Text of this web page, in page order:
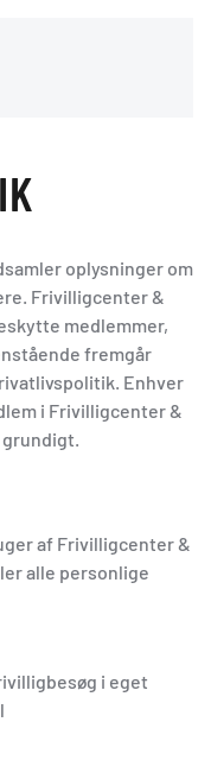
oplysninger om
Frivilligcenter &
medlemmer,
fremgår
Enhver
i Frivilligcenter &
af Frivilligcenter &
alle personlige
i eget